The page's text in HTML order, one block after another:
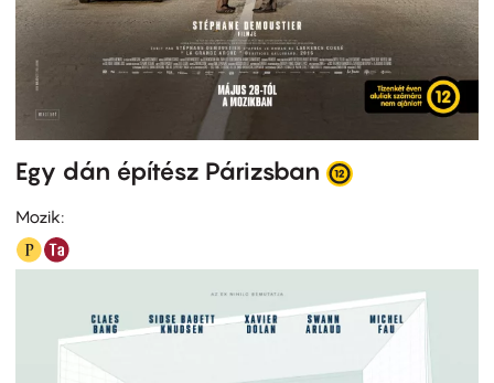
Egy dán építész Párizsban
Mozik: